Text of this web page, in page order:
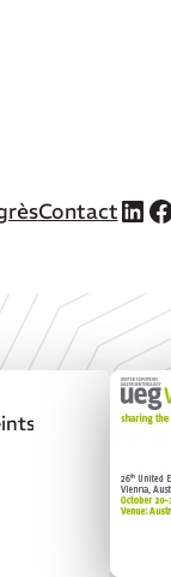
Contact
de RCUH : un